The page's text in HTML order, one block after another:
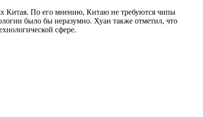
Китая. По его мнению, Китаю не требуются чипы
было бы неразумно. Хуан также отметил, что
сфере.